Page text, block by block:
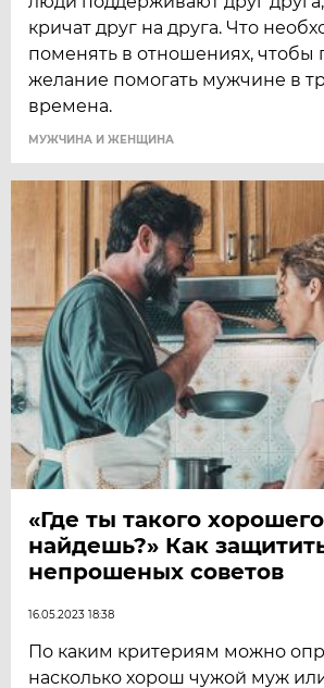
кричат друг на друга. Что
поменять в отношениях, чтобы
желание помогать мужчине в
времена.
МУЖЧИНА И ЖЕНЩИНА
«Где ты такого
найдешь?» Как
непрошеных советов
16.05.2023 18:38
По каким критериям можно
насколько хорош чужой муж